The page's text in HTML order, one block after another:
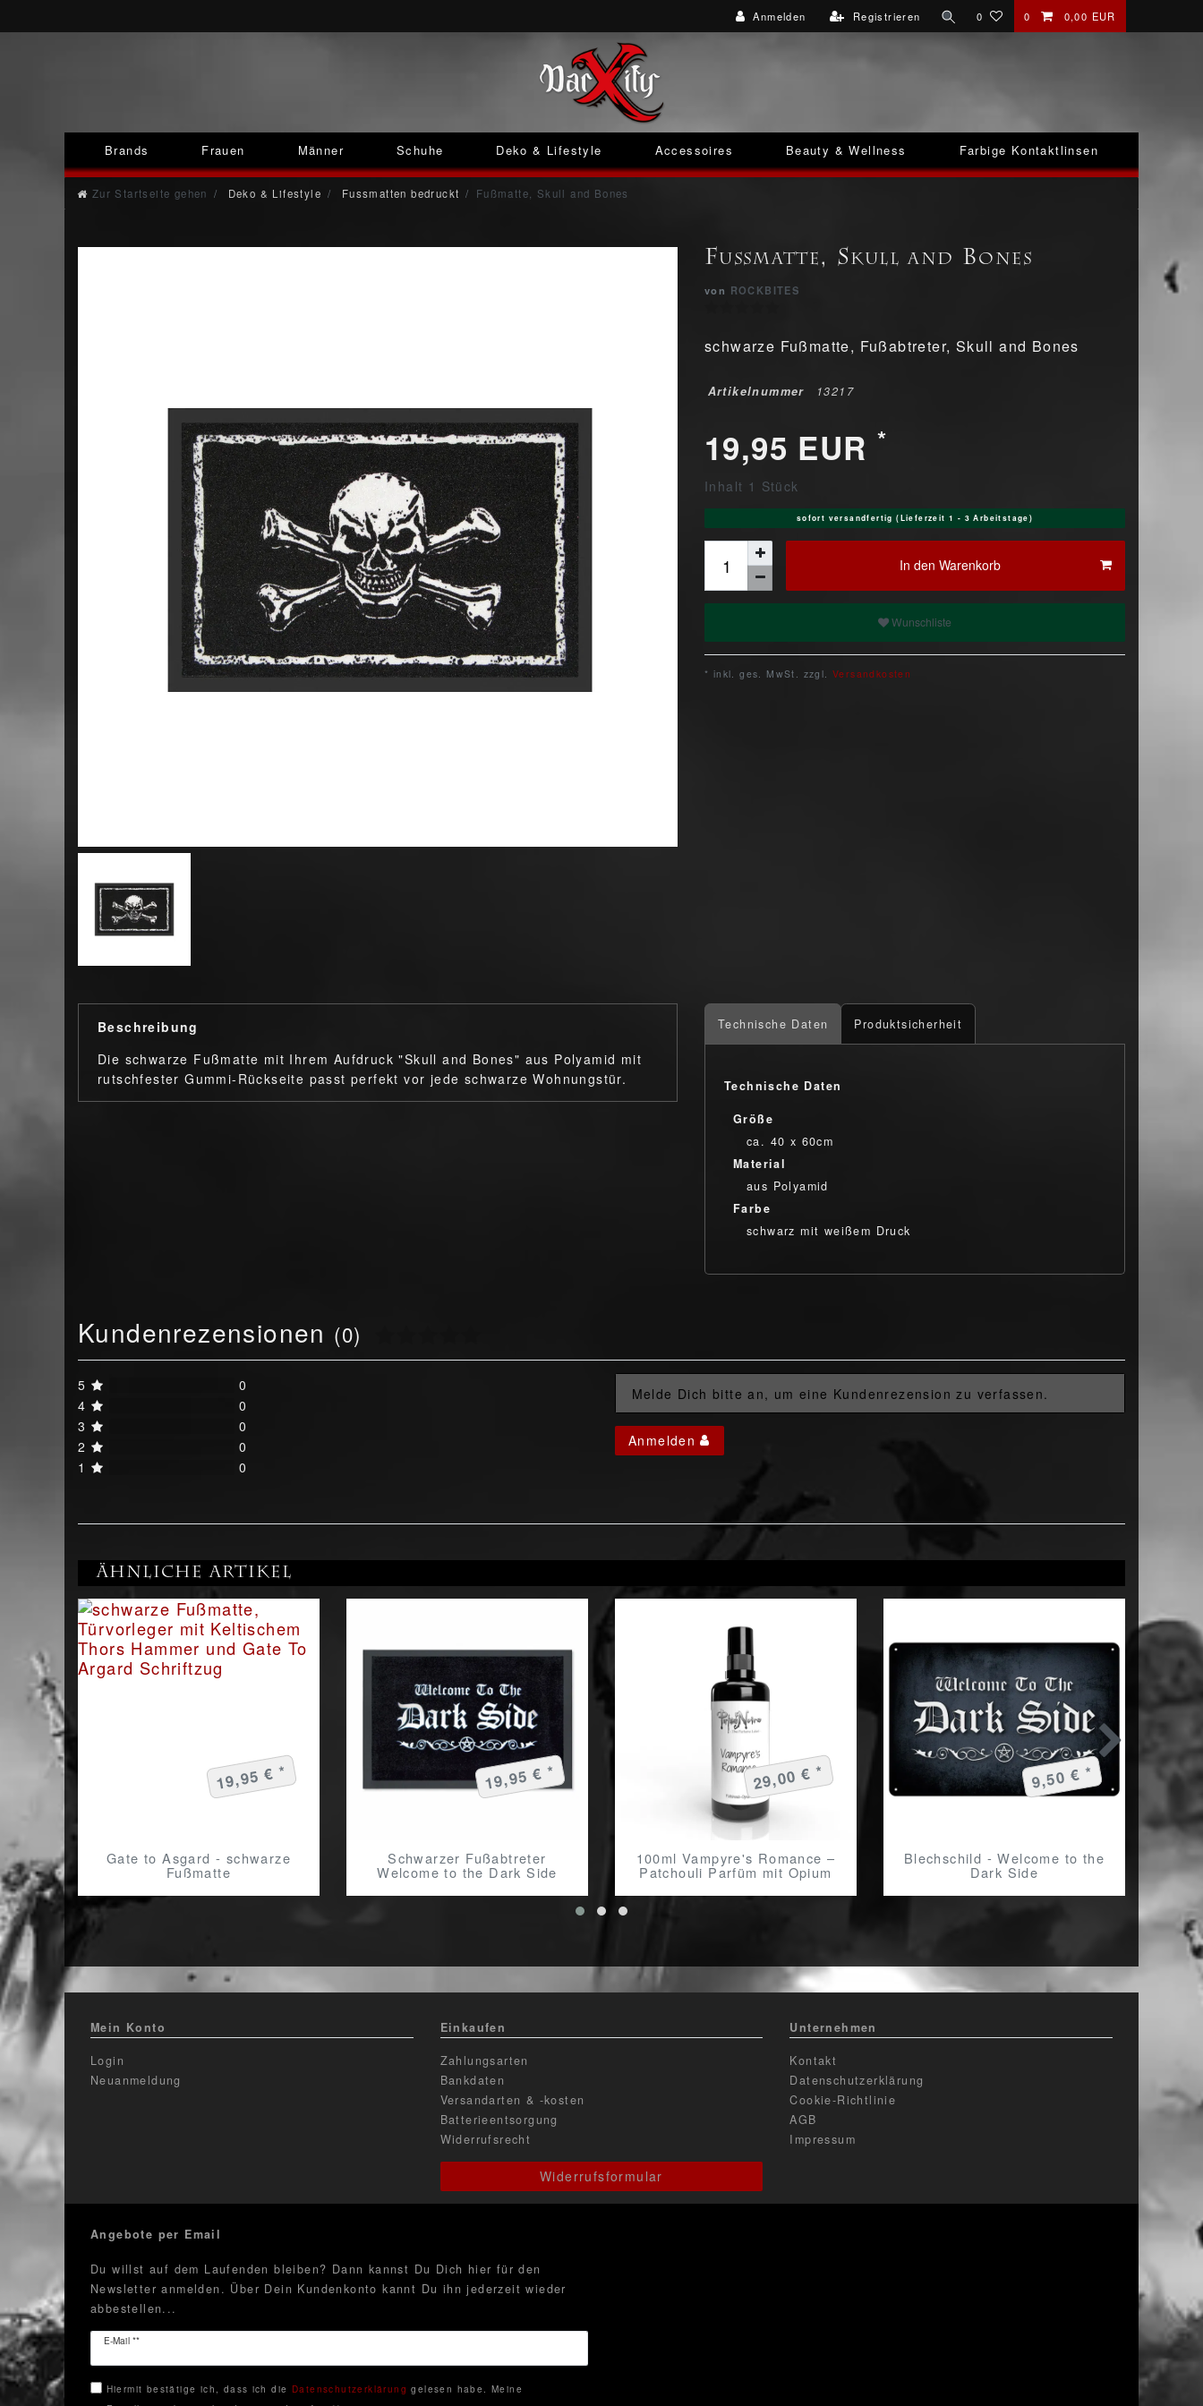
Anmelden Registrieren 0 0 0,00 EUR
Brands Frauen Männer Schuhe Deko & Lifestyle Accessoires Beauty & Wellness Farbige Kontaktlinsen
Zur Startseite gehen Deko & Lifestyle Fussmatten bedruckt Fußmatte, Skull and Bones
Fußmatte, Skull and Bones
von ROCKBITES
schwarze Fußmatte, Fußabtreter, Skull and Bones
Artikelnummer 13217
19,95 EUR *
Inhalt 1 Stück
sofort versandfertig (Lieferzeit 1 - 3 Arbeitstage)
In den Warenkorb
Wunschliste
* inkl. ges. MwSt. zzgl. Versandkosten
Beschreibung
Die schwarze Fußmatte mit Ihrem Aufdruck "Skull and Bones" aus Polyamid mit
rutschfester Gummi-Rückseite passt perfekt vor jede schwarze Wohnungstür.
Technische Daten Produktsicherheit
Technische Daten
Größe
ca. 40 x 60cm
Material
aus Polyamid
Farbe
schwarz mit weißem Druck
Kundenrezensionen (0)
5
0
4
0
3
0
2
0
1
0
Melde Dich bitte an, um eine Kundenrezension zu verfassen.
Anmelden
Ähnliche Artikel
Gate to Asgard - schwarze
Fußmatte
19,95 € *
Schwarzer Fußabtreter
Welcome to the Dark Side
19,95 € *
100ml Vampyre's Romance –
Patchouli Parfüm mit Opium
29,00 € *
Blechschild - Welcome to the
Dark Side
9,50 € *
Mein Konto
Login
Neuanmeldung
Einkaufen
Zahlungsarten
Bankdaten
Versandarten & -kosten
Batterieentsorgung
Widerrufsrecht
Widerrufsformular
Unternehmen
Kontakt
Datenschutzerklärung
Cookie-Richtlinie
AGB
Impressum
Angebote per Email
Du willst auf dem Laufenden bleiben? Dann kannst Du Dich hier für den
Newsletter anmelden. Über Dein Kundenkonto kannt Du ihn jederzeit wieder
abbestellen...
E-Mail **
Newsletter
Hiermit bestätige ich, dass ich die Daten­schutz­erklärung gelesen habe. Meine